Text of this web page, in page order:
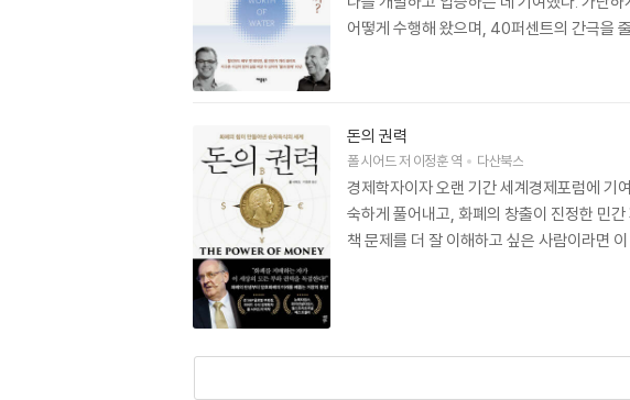
어떻게 수행해 왔으며, 40퍼센트의 간극을
돈의 권력
폴 시어드저 이정훈역 다산북스
경제학자이자 오랜 기간 세계경제포럼에 기
숙하게 풀어내고, 화폐의 창출이 진정한 민
책 문제를 더 잘 이해하고 싶은 사람이라면